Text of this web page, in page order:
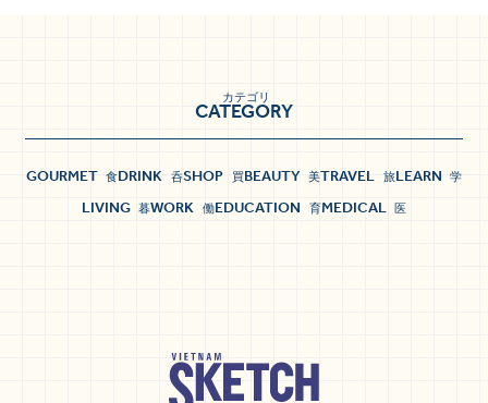
CATEGORY
カテゴリ
GOURMET 食DRINK 呑SHOP 買BEAUTY 美TRAVEL 旅LEARN 学
LIVING 暮WORK 働EDUCATION 育MEDICAL 医